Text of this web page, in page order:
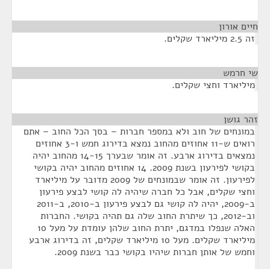
חיים אורון
זה 2.5 מיליארד שקלים.
שי חרמש
מיליארד וחצי שקלים.
זהר גושן
במונחים של חוב ולא במספר חברות – בסך הכל החוב – אתם
רואים ש-11 אחוזים מהחוב נמצא בדירוג חמש ו-3 אחוזים
נמצאים בדירוג ארבע. זה אומר שבערך 14-15 מהחוב יהיה
בקושי לפירעון בשנת 2009. 14 אחוזים מהחוב יהיה בקושי
לפירעון. זה אומר שבמונחים של 2009 מדובר על מיליארד
וחצי שקלים, אבל כל חברה שיהיה לה קושי לבצע פירעון
ב-2009, יהיה לה קושי גם לבצע פירעון ב-2010, ב-2011
וב-2012, כך שיתרת החוב שלה גם תהיה בקושי. החברות
האלה שנפלו במדגם, יתרת החוב שלהן עומדת על מעל 10
מיליארד שקלים. מעל 10 מיליארד שקלים, זה בדירוג ארבע
וחמש של אותן חברות שיהיו בקושי כבר בשנת 2009.